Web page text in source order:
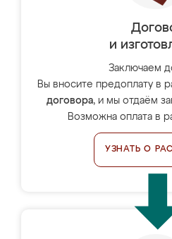
и
Заключаем
Вы вносите предоплату в
договора, и мы отдаём
Возможна оплата в
УЗНАТЬ О